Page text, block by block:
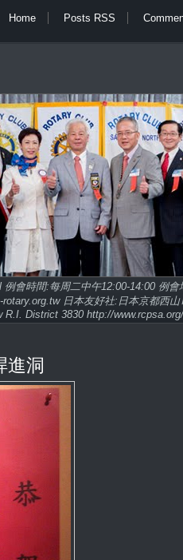
Home Posts RSS
會時間:每周二中午12:00-14:00 例
日本友好社:日本京都西
R.I. District 3830 http://www.rcpsa.org/
進洞